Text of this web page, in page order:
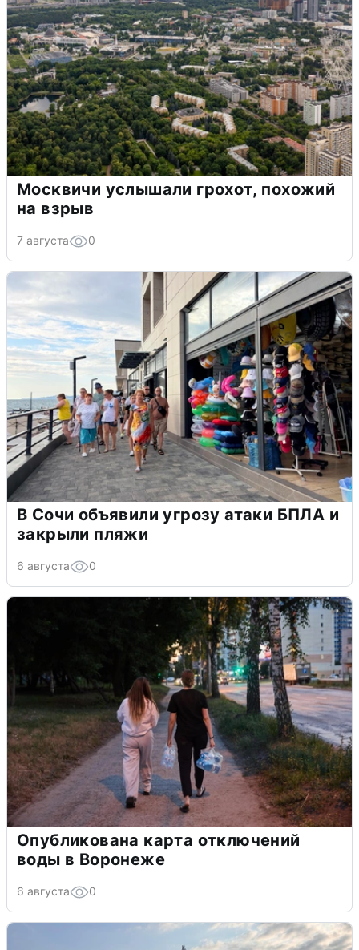
Москвичи услышали грохот, похожий
на взрыв
7 августа 0
В Сочи объявили угрозу атаки БПЛА и
закрыли пляжи
6 августа 0
Опубликована карта отключений
воды в Воронеже
6 августа 0